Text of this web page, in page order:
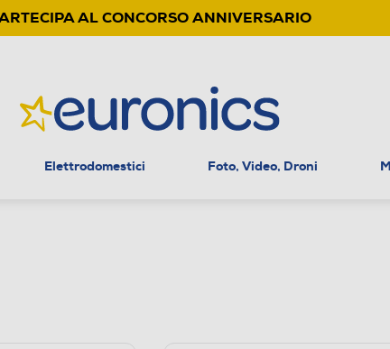
AL CONCORSO ANNIVERSARIO
Elettrodomestici Foto, Video, Droni